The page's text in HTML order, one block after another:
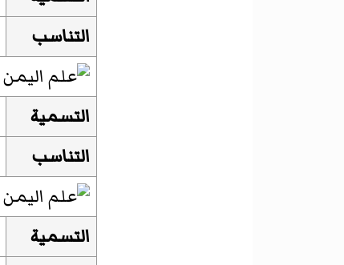
التناسب
التسمية
التناسب
التسمية